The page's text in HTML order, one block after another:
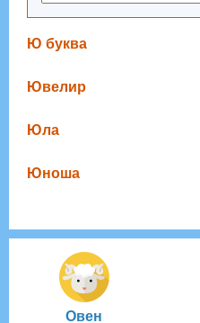
Ю буква
Ювелир
Юла
Юноша
Овен